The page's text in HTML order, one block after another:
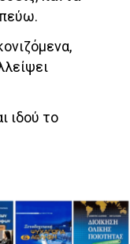
ιδού το